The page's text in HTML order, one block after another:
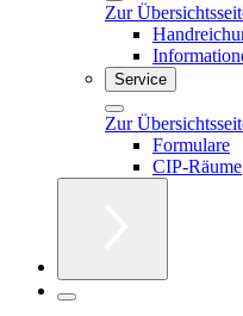
Zur
Service
Zur
Formulare
CIP-Räume